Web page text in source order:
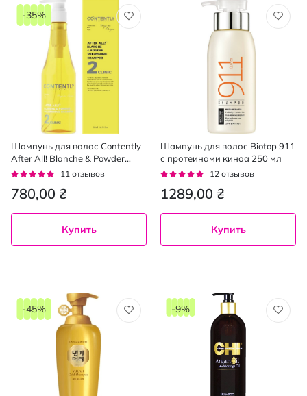
Шампунь для волос Contently
After All! Blanche & Powder
придание объема 500 мл
Рейтинг:
11 отзывов
780,00 ₴
-35%
Купить
Шампунь для волос Biotop 911
с протеинами киноа 250 мл
Рейтинг:
12 отзывов
1289,00 ₴
Купить
-45% -9%